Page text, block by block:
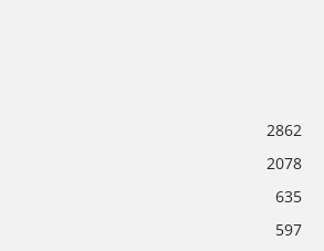
2862
2078
635
597